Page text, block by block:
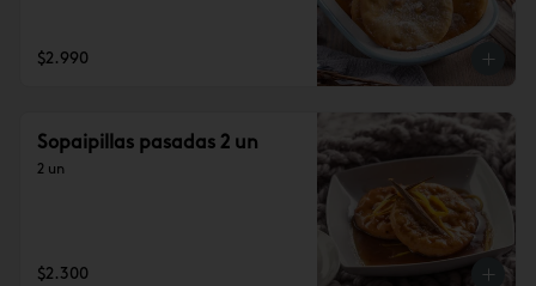
$2.990
Sopaipillas pasadas 2 un
2 un
$2.300